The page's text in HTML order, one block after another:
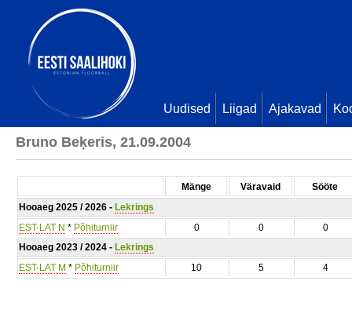
Uudised Liigad Ajakavad
Bruno Beķeris, 21.09.2004
Mänge Väravaid
Sööte
Hooaeg 2025 / 2026 - Lekrings
EST-LAT N * Põhiturniir 0 0
0
Hooaeg 2023 / 2024 - Lekrings
EST-LAT M * Põhiturniir 10 5 4